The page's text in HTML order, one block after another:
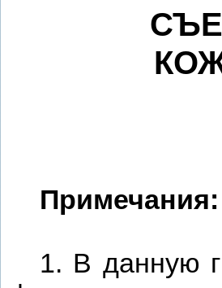
Примечания:
1. В данную